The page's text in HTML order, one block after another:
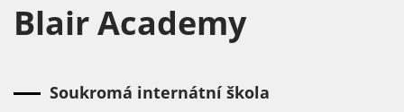
Blair Academy
Soukromá internátní škola